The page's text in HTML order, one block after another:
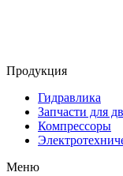
Продукция
Гидравлика
Запчасти для
Компрессоры
Меню